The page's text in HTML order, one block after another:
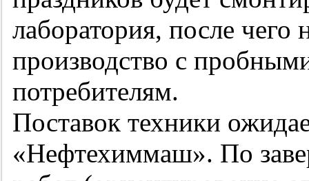
лаборатория, после чего
производство с
потребителям.
Поставок техники
«Нефтехиммаш». По